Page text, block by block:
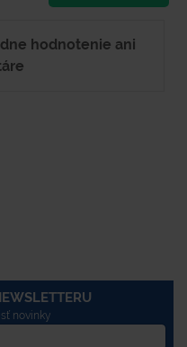
hodnotenie ani
novinky